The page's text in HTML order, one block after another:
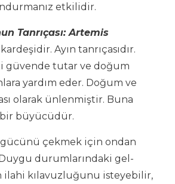
etkilidir.
Tanrıçası: Artemis
Ayın tanrıçasıdır.
güvende tutar ve doğum
yardım eder. Doğum ve
olarak ünlenmiştir. Buna
büyücüdür.
gücünü çekmek için ondan
durumlarındaki gel-
kılavuzluğunu isteyebilir,